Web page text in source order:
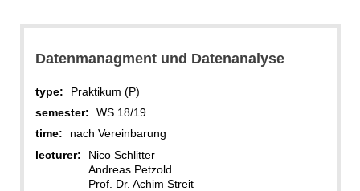
Datenmanagment und Datenanalyse
type:
Praktikum (P)
semester:
WS 18/19
time:
nach Vereinbarung
lecturer:
Nico Schlitter
Andreas Petzold
Prof. Dr. Achim Streit